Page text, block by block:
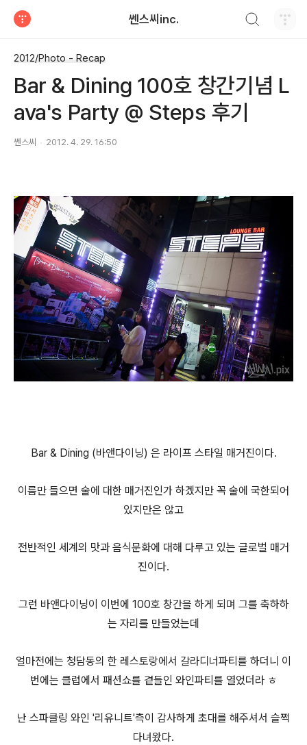
쎈스씨inc.
2012/Photo - Recap
Bar & Dining 100호 창간기념 L
ava's Party @ Steps 후기
쎈스씨 2012. 4. 29. 16:50
Bar & Dining (바앤다이닝) 은 라이프 스타일 매거진이다.
이름만 들으면 술에 대한 매거진인가 하겠지만 꼭 술에 국한되어
있지만은 않고
전반적인 세계의 맛과 음식문화에 대해 다루고 있는 글로벌 매거
진이다.
그런 바앤다이닝이 이번에 100호 창간을 하게 되며 그를 축하하
는 자리를 만들었는데
얼마전에는 청담동의 한 레스토랑에서 갈라디너파티를 하더니 이
번에는 클럽에서 패션쇼를 곁들인 와인파티를 열었더라 ㅎ
난 스파클링 와인 '리유니트'측이 감사하게 초대를 해주셔서 슬쩍
다녀왔다.